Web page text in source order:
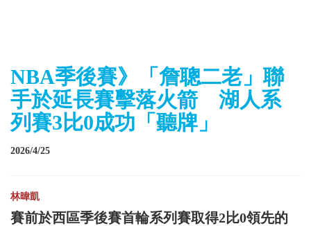
NBA季後賽》「詹聰二老」聯
手於延長賽擊落火箭 湖人系
列賽3比0成功「聽牌」
2026/4/25
林暐凱
賽前於西區季後賽首輪系列賽取得2比0領先的